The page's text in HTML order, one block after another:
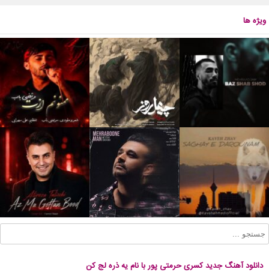
ویژه ها
دانلود آهنگ جدید کسری حرمتی پور با نام یه ذره لج کن